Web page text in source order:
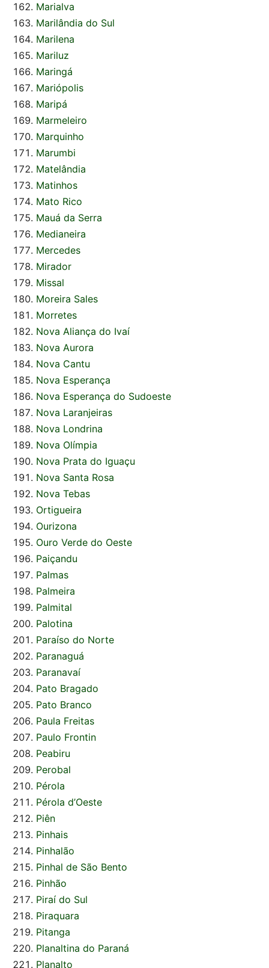
Marialva
Marilândia do Sul
Marilena
Mariluz
Maringá
Mariópolis
Maripá
Marmeleiro
Marquinho
Marumbi
Matelândia
Matinhos
Mato Rico
Mauá da Serra
Medianeira
Mercedes
Mirador
Missal
Moreira Sales
Morretes
Nova Aliança do Ivaí
Nova Aurora
Nova Cantu
Nova Esperança
Nova Esperança do Sudoeste
Nova Laranjeiras
Nova Londrina
Nova Olímpia
Nova Prata do Iguaçu
Nova Santa Rosa
Nova Tebas
Ortigueira
Ourizona
Ouro Verde do Oeste
Paiçandu
Palmas
Palmeira
Palmital
Palotina
Paraíso do Norte
Paranaguá
Paranavaí
Pato Bragado
Pato Branco
Paula Freitas
Paulo Frontin
Peabiru
Perobal
Pérola
Pérola d’Oeste
Piên
Pinhais
Pinhalão
Pinhal de São Bento
Pinhão
Piraí do Sul
Piraquara
Pitanga
Planaltina do Paraná
Planalto